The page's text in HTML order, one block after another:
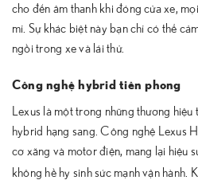
cho đến âm thanh khi đóng cửa xe,
mỉ. Sự khác biệt này bạn chỉ có thể
ngồi trong xe và lái thử.
Công nghệ hybrid tiên phong
Lexus là một trong những thương
hybrid hạng sang. Công nghệ Lexus
cơ xăng và motor điện, mang lại hiệu
không hề hy sinh sức mạnh vận hành.